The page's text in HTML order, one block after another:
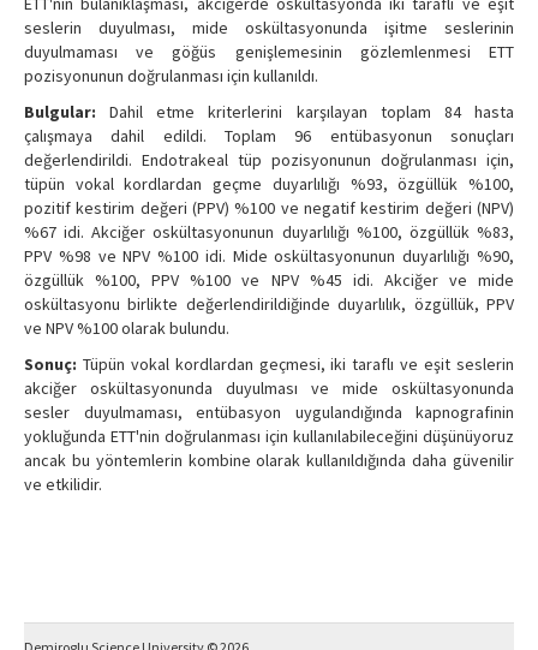
seslerin duyulması, mide oskültasyonunda işitme seslerinin
duyulmaması ve göğüs genişlemesinin gözlemlenmesi ETT
pozisyonunun doğrulanması için kullanıldı.
Bulgular: Dahil etme kriterlerini karşılayan toplam 84 hasta
çalışmaya dahil edildi. Toplam 96 entübasyonun sonuçları
değerlendirildi. Endotrakeal tüp pozisyonunun doğrulanması için,
tüpün vokal kordlardan geçme duyarlılığı %93, özgüllük %100,
pozitif kestirim değeri (PPV) %100 ve negatif kestirim değeri (NPV)
%67 idi. Akciğer oskültasyonunun duyarlılığı %100, özgüllük %83,
PPV %98 ve NPV %100 idi. Mide oskültasyonunun duyarlılığı %90,
özgüllük %100, PPV %100 ve NPV %45 idi. Akciğer ve mide
oskültasyonu birlikte değerlendirildiğinde duyarlılık, özgüllük, PPV
ve NPV %100 olarak bulundu.
Sonuç: Tüpün vokal kordlardan geçmesi, iki taraflı ve eşit seslerin
akciğer oskültasyonunda duyulması ve mide oskültasyonunda
sesler duyulmaması, entübasyon uygulandığında kapnografinin
yokluğunda ETT'nin doğrulanması için kullanılabileceğini düşünüyoruz
ancak bu yöntemlerin kombine olarak kullanıldığında daha güvenilir
ve etkilidir.